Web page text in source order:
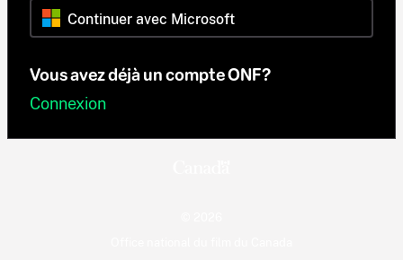
Continuer avec Microsoft
Vous avez déjà un compte ONF?
Connexion